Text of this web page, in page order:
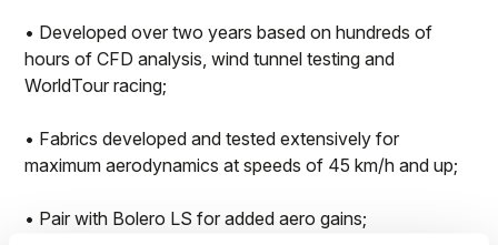
• Developed over two years based on hundreds of
hours of CFD analysis, wind tunnel testing and
WorldTour racing;
• Fabrics developed and tested extensively for
maximum aerodynamics at speeds of 45 km/h and up;
• Pair with Bolero LS for added aero gains;